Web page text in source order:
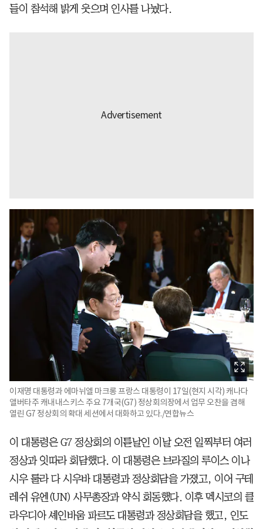
들이 참석해 밝게 웃으며 인사를 나눴다.
이재명 대통령과 에마뉘엘 마크롱 프랑스 대통령이 17일(현지 시각) 캐나다
앨버타주 캐내내스키스 주요 7개국(G7) 정상회의장에서 업무 오찬을 겸해
열린 G7 정상회의 확대 세션에서 대화하고 있다./연합뉴스
이 대통령은 G7 정상회의 이튿날인 이날 오전 일찍부터 여러
정상과 잇따라 회담했다. 이 대통령은 브라질의 루이스 이나
시우 룰라 다 시우바 대통령과 정상회담을 가졌고, 이어 구테
레쉬 유엔(UN) 사무총장과 약식 회동했다. 이후 멕시코의 클
라우디아 셰인바움 파르도 대통령과 정상회담을 했고, 인도